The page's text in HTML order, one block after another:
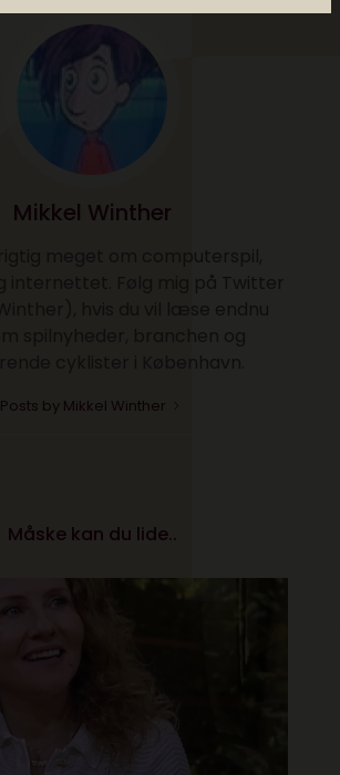
Mikkel Winther
Posts by Mikkel Winther
Måske kan du lide..